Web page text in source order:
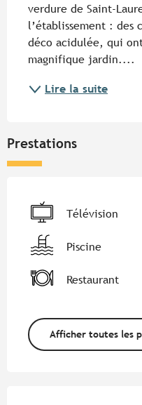
verdure de Saint-
l’établissement : des
déco acidulée, qui
magnifique jardin....
Lire la suite
Prestations
Télévision
Piscine
Restaurant
Afficher toutes les